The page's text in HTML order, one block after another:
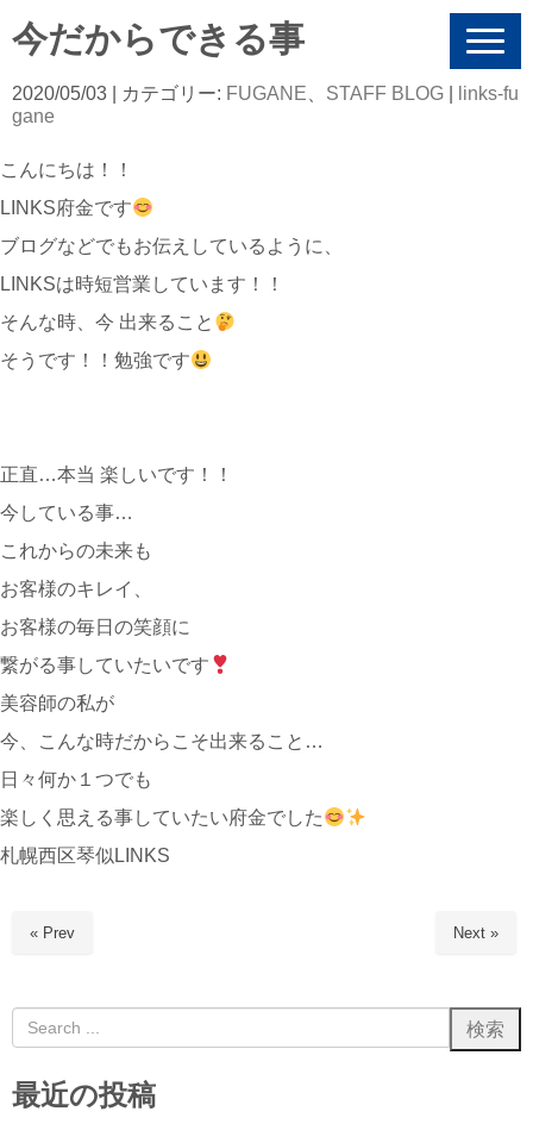
N
i
今だからできる事
2020/05/03 | カテゴリー: FUGANE STAFF BLOG
links-fu
gane
こんにちは！！
LINKS府金です
ブログなどでもお伝えしているように、
LINKSは時短営業しています！！
そんな時、今 出来ること
そうです！！勉強です
正直…本当 楽しいです！！
今している事…
これからの未来も
お客様のキレイ、
お客様の毎日の笑顔に
繋がる事していたいです
美容師の私が
今、こんな時だからこそ出来ること…
日々何か１つでも
楽しく思える事していたい府金でした
札幌西区琴似LINKS
« Prev Next »
最近の投稿